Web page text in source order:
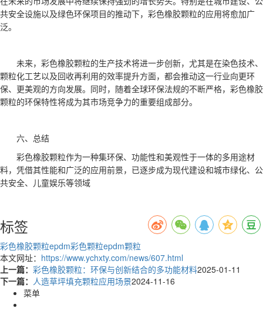
共安全设施以及绿色环保项目的推动下，彩色橡胶颗粒的应用将愈加广
泛。
未来，彩色橡胶颗粒的生产技术将进一步创新，尤其是在染色技术、
颗粒化工艺以及回收再利用的效率提升方面，都会推动这一行业向更环
保、更美观的方向发展。同时，随着全球环保法规的不断严格，彩色橡胶
颗粒的环保特性将成为其市场竞争力的重要组成部分。
六、总结
彩色橡胶颗粒作为一种集环保、功能性和美观性于一体的多用途材
料，凭借其性能和广泛的应用前景，已逐步成为现代建设和城市绿化、公
共安全、儿童娱乐等领域
标签
彩色橡胶颗粒epdm彩色颗粒epdm颗粒
本文网址： https://www.ychxty.com/news/607.html
上一篇： 彩色橡胶颗粒：环保与创新结合的多功能材料2025-01-11
下一篇： 人造草坪填充颗粒应用场景2024-11-16
菜单